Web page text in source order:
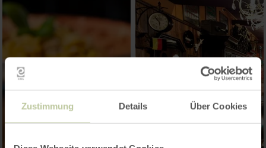
Zustimmung Details Über Cookies